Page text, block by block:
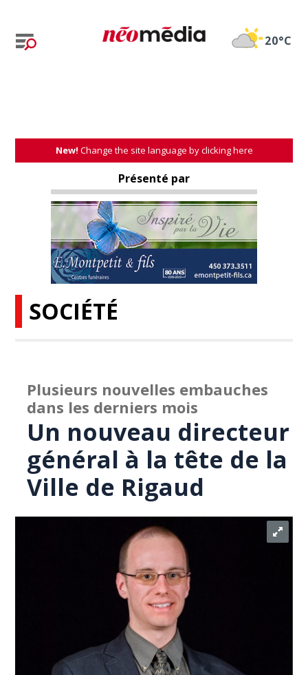
20°C
New! Change the site language by clicking here
Présenté par
SOCIÉTÉ
Plusieurs nouvelles embauches
dans les derniers mois
Un nouveau directeur
général à la tête de la
Ville de Rigaud